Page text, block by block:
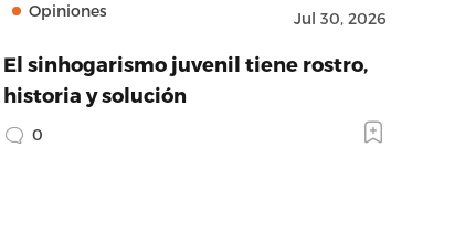
Opiniones Jul 30, 2026
El sinhogarismo juvenil tiene rostro,
historia y solución
0